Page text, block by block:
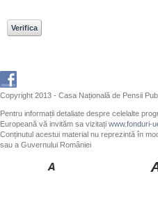
Copyright 2013 - Casa Națională de Pensii
Pentru informații detaliate despre celelalte
Europeană vă invităm sa vizitați www.fonduri-
Conținutul acestui material nu reprezintă în
sau a Guvernului României